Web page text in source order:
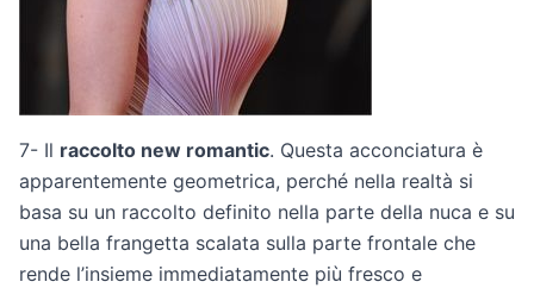
7- Il raccolto new romantic. Questa acconciatura è
apparentemente geometrica, perché nella realtà si
basa su un raccolto definito nella parte della nuca e su
una bella frangetta scalata sulla parte frontale che
rende l’insieme immediatamente più fresco e